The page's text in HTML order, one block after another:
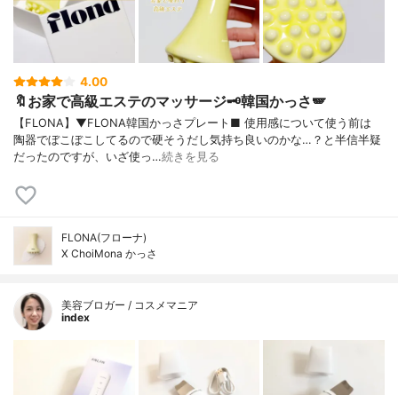
4.00
🔖お家で高級エステのマッサージ🗝韓国かっさ🪽
【FLONA】▼FLONA韓国かっさプレート■ 使用感について使う前は
陶器でぼこぼこしてるので硬そうだし気持ち良いのかな…？と半信半疑
だったのですが、いざ使っ…続きを見る
FLONA(フローナ)
X ChoiMona かっさ
美容ブロガー / コスメマニア
index